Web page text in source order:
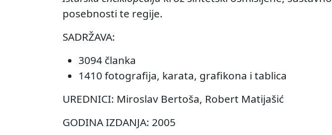
posebnosti te regije.
SADRŽAVA:
3094 članka
1410 fotografija, karata, grafikona i tablica
UREDNICI: Miroslav Bertoša, Robert Matijašić
GODINA IZDANJA: 2005